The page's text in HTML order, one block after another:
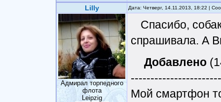
Lilly Дата: Четверг, 14.11.2013, 18:22 |
Адмирал торпедного
флота
Leipzig
Спасибо,
спрашивала. А
Добавлено
Мой смартфон